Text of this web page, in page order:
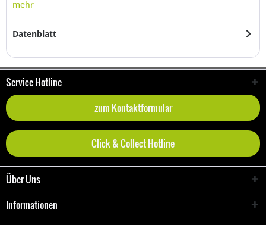
mehr
Datenblatt
Service Hotline
zum Kontaktformular
Click & Collect Hotline
Über Uns
Informationen